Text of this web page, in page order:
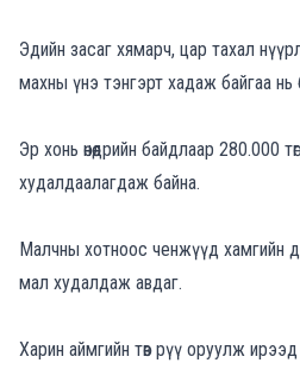
Эдийн засаг хямарч, цар тахал
махны үнэ тэнгэрт хадаж байгаа
Эр хонь өнөөдрийн байдлаар 280.000
худалдаалагдаж байна.
Малчны хотноос ченжүүд хамгийн
мал худалдаж авдаг.
Харин аймгийн төв рүү оруулж ирээд